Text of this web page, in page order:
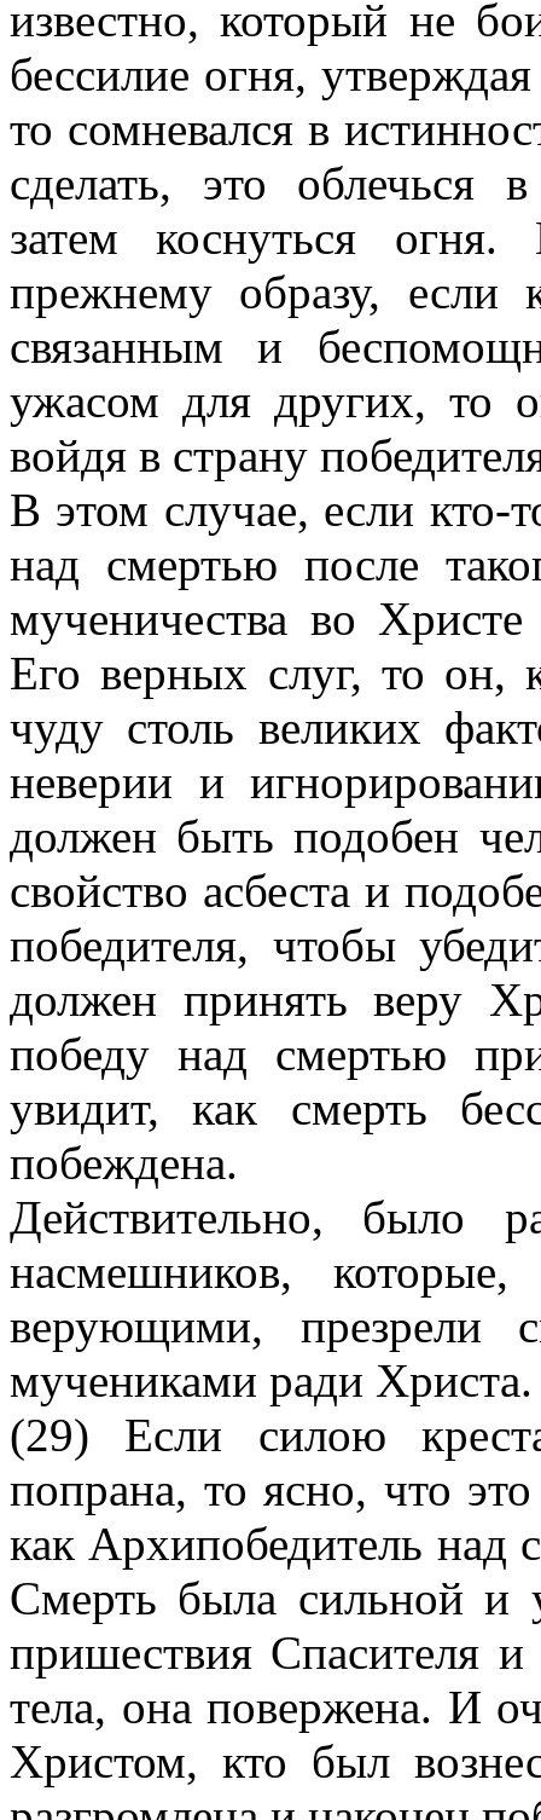
известно, который не
бессилие огня,
то сомневался в
сделать, это облечься
затем коснуться
прежнему образу, если
связанным и
ужасом для других, то
войдя в страну
В этом случае, если кто-
над смертью после
мученичества во
Его верных слуг, то он,
чуду столь великих
неверии и
должен быть подобен
свойство асбеста и
победителя, чтобы
должен принять веру
победу над смертью
увидит, как смерть
побеждена.
Действительно, было
насмешников,
верующими, презрели
мучениками ради Христа.
(29) Если силою
попрана, то ясно, что
как Архипобедитель над
Смерть была сильной и
пришествия Спасителя
тела, она повержена. И
Христом, кто был